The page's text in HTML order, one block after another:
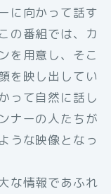
に向かって話す
の番組では、カ
を用意し、そこ
を映し出してい
って自然に話し
ナーの人たちが
うな映像となっ
な情報であふれ